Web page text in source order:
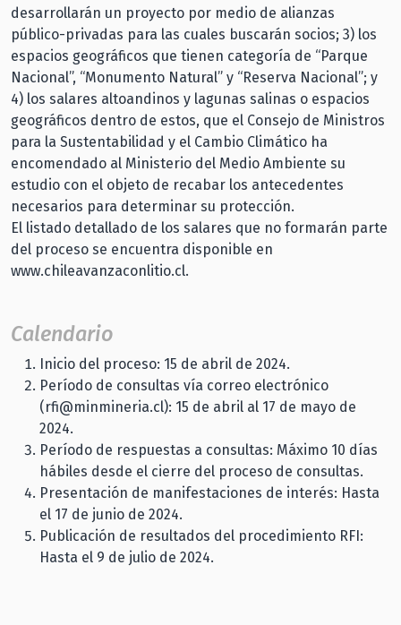
desarrollarán un proyecto por medio de alianzas
público-privadas para las cuales buscarán socios; 3) los
espacios geográficos que tienen categoría de “Parque
Nacional”, “Monumento Natural” y “Reserva Nacional”; y
4) los salares altoandinos y lagunas salinas o espacios
geográficos dentro de estos, que el Consejo de Ministros
para la Sustentabilidad y el Cambio Climático ha
encomendado al Ministerio del Medio Ambiente su
estudio con el objeto de recabar los antecedentes
necesarios para determinar su protección.
El listado detallado de los salares que no formarán parte
del proceso se encuentra disponible en
www.chileavanzaconlitio.cl.
Calendario
Inicio del proceso: 15 de abril de 2024.
Período de consultas vía correo electrónico
(rfi@minmineria.cl): 15 de abril al 17 de mayo de
2024.
Período de respuestas a consultas: Máximo 10 días
hábiles desde el cierre del proceso de consultas.
Presentación de manifestaciones de interés: Hasta
el 17 de junio de 2024.
Publicación de resultados del procedimiento RFI:
Hasta el 9 de julio de 2024.